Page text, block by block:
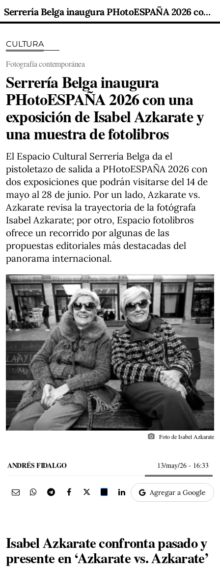
Serrería Belga inaugura PHotoESPAÑA 2026 con una exposición de Isabel Azkarate y una muestra de fotolibros
CULTURA
Fotografía contemporánea
Serrería Belga inaugura
PHotoESPAÑA 2026 con una
exposición de Isabel Azkarate y
una muestra de fotolibros
El Espacio Cultural Serrería Belga da el
pistoletazo de salida a PHotoESPAÑA 2026 con
dos exposiciones que podrán visitarse del 14 de
mayo al 28 de junio. Por un lado, Azkarate vs.
Azkarate revisa la trayectoria de la fotógrafa
Isabel Azkarate; por otro, Espacio fotolibros
ofrece un recorrido por algunas de las
propuestas editoriales más destacadas del
panorama internacional.
photo_camera Foto de Isabel Azkarate
ANDRÉS FIDALGO 13/may/26 - 16:33
Agregar a Google
Isabel Azkarate confronta pasado y
presente en ‘Azkarate vs. Azkarate’